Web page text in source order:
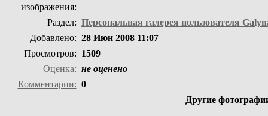
изображения:
Раздел: Персональная галерея пользователя
Добавлено: 28 Июн 2008 11:07
Просмотров: 1509
Оценка: не оценено
Комментарии: 0
Другие